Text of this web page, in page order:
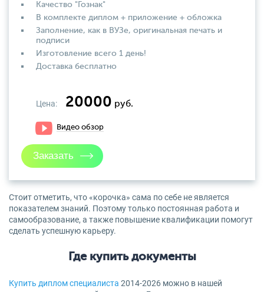
Качество "Гознак"
В комплекте диплом + приложение + обложка
Заполнение, как в ВУЗе, оригинальная печать и
подписи
Изготовление всего 1 день!
Доставка бесплатно
Цена: 20000 руб.
Видео обзор
Стоит отметить, что «корочка» сама по себе не является
показателем знаний. Поэтому только постоянная работа и
самообразование, а также повышение квалификации помогут
сделать успешную карьеру.
Где купить документы
Купить диплом специалиста 2014-2026 можно в нашей